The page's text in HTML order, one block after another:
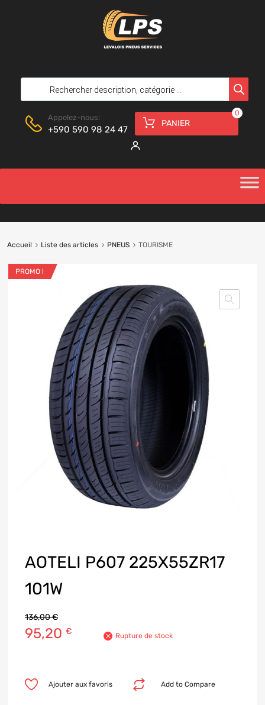
Appelez-nous:
+590 590 98 24 47
PANIER
0
Accueil Liste des articles PNEUS TOURISME
PROMO !
AOTELI P607 225X55ZR17
101W
136,00€
95,20 € Rupture de stock
Add to Compare
Ajouter aux favoris